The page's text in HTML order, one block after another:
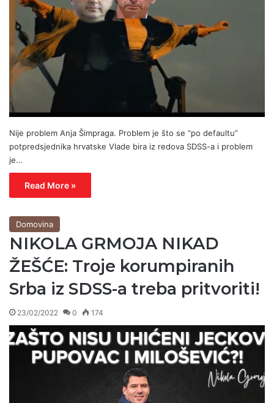
Nije problem Anja Šimpraga. Problem je što se “po defaultu”
potpredsjednika hrvatske Vlade bira iz redova SDSS-a i problem
je…
Read More »
Domovina
NIKOLA GRMOJA NIKAD
ŽEŠĆE: Troje korumpiranih
Srba iz SDSS-a treba pritvoriti!
23/02/2022 0 174